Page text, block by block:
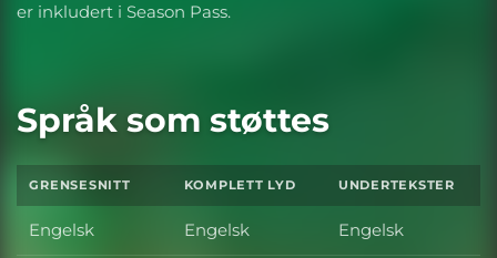
er inkludert i Season Pass.
Språk som støttes
GRENSESNITT KOMPLETT LYD UNDERTEKSTER
Engelsk Engelsk Engelsk